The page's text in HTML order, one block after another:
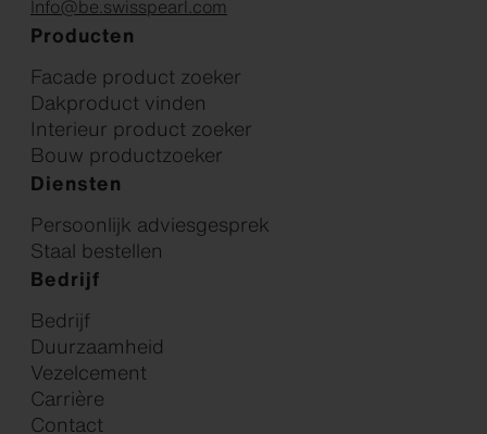
Info@be.swisspearl.com
Producten
Facade product zoeker
Dakproduct vinden
Interieur product zoeker
Bouw productzoeker
Diensten
Persoonlijk adviesgesprek
Staal bestellen
Bedrijf
Bedrijf
Duurzaamheid
Vezelcement
Carrière
Contact